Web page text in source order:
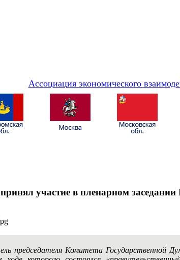
Ассоциация экономического
участие в пленарном
председателя Комитета Государственной